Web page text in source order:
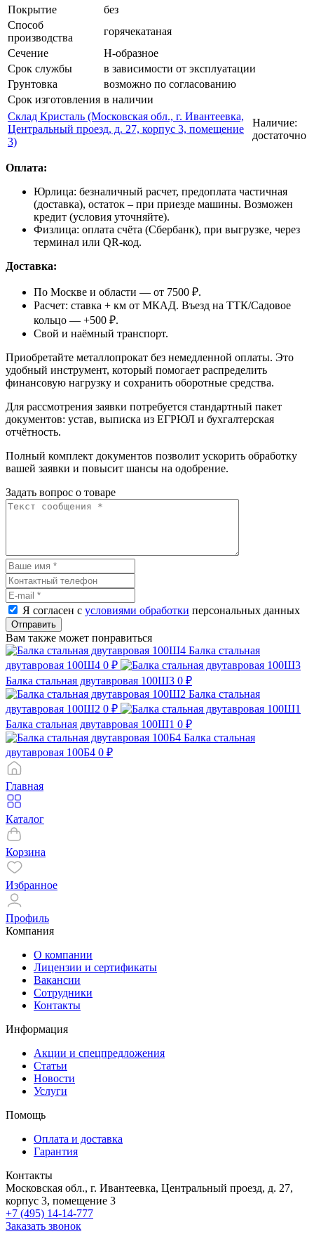
Покрытие
без
Способ
производства
горячекатаная
Сечение
Н-образное
Срок службы
в зависимости от эксплуатации
Грунтовка
возможно по согласованию
Срок изготовления в наличии
Склад Кристаль (Московская обл., г. Ивантеевка,
Центральный проезд, д. 27, корпус 3, помещение
3)
Наличие:
достаточно
Оплата:
Юрлица: безналичный расчет, предоплата частичная
(доставка), остаток – при приезде машины. Возможен
кредит (условия уточняйте).
Физлица: оплата счёта (Сбербанк), при выгрузке, через
терминал или QR-код.
Доставка:
По Москве и области — от 7500 ₽.
Расчет: ставка + км от МКАД. Въезд на ТТК/Садовое
кольцо — +500 ₽.
Свой и наёмный транспорт.
Приобретайте металлопрокат без немедленной оплаты. Это
удобный инструмент, который помогает распределить
финансовую нагрузку и сохранить оборотные средства.
Для рассмотрения заявки потребуется стандартный пакет
документов: устав, выписка из ЕГРЮЛ и бухгалтерская
отчётность.
Полный комплект документов позволит ускорить обработку
вашей заявки и повысит шансы на одобрение.
Задать вопрос о товаре
Я согласен с условиями обработки персональных данных
Отправить
Вам также может понравиться
Балка стальная
двутавровая 100Ш4 0 ₽
Балка стальная двутавровая 100Ш3 0 ₽
Балка стальная
двутавровая 100Ш2 0 ₽
Балка стальная двутавровая 100Ш1 0 ₽
Балка стальная
двутавровая 100Б4 0 ₽
Главная
Каталог
Корзина
Избранное
Профиль
Компания
О компании
Лицензии и сертификаты
Вакансии
Сотрудники
Контакты
Информация
Акции и спецпредложения
Статьи
Новости
Услуги
Помощь
Оплата и доставка
Гарантия
Контакты
Московская обл., г. Ивантеевка, Центральный проезд, д. 27,
корпус 3, помещение 3
+7 (495) 14-14-777
Заказать звонок